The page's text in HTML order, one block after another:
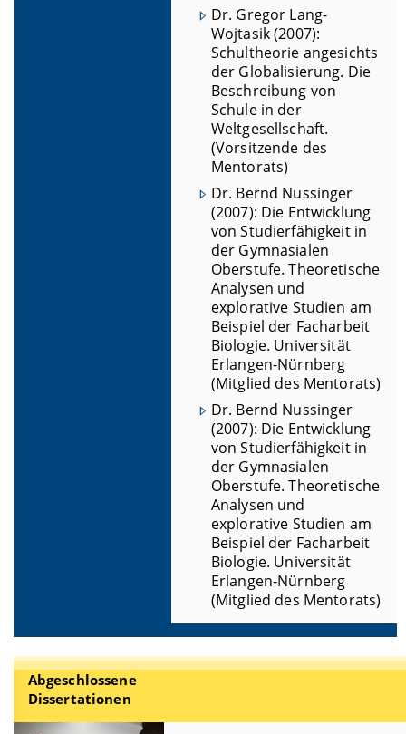
Dr. Gregor Lang-
Wojtasik (2007):
Schultheorie angesichts
der Globalisierung. Die
Beschreibung von
Schule in der
Weltgesellschaft.
(Vorsitzende des
Mentorats)
Dr. Bernd Nussinger
(2007): Die Entwicklung
von Studierfähigkeit in
der Gymnasialen
Oberstufe. Theoretische
Analysen und
explorative Studien am
Beispiel der Facharbeit
Biologie. Universität
Erlangen-Nürnberg
(Mitglied des Mentorats)
Dr. Bernd Nussinger
(2007): Die Entwicklung
von Studierfähigkeit in
der Gymnasialen
Oberstufe. Theoretische
Analysen und
explorative Studien am
Beispiel der Facharbeit
Biologie. Universität
Erlangen-Nürnberg
(Mitglied des Mentorats)
Abgeschlossene
Dissertationen